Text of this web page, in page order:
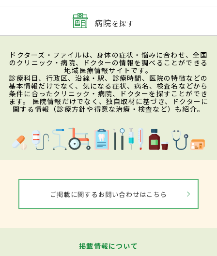
病院を探す
ドクターズ・ファイルは、身体の症状・悩みに合わせ、全国
のクリニック・病院、ドクターの情報を調べることができる
地域医療情報サイトです。
診療科目、行政区、沿線・駅、診療時間、医院の特徴などの
基本情報だけでなく、気になる症状、病名、検査名などから
条件に合ったクリニック・病院、ドクターを探すことができ
ます。 医院情報だけでなく、独自取材に基づき、ドクターに
関する情報（診療方針や得意な治療・検査など）も紹介。
ご掲載に関するお問い合わせはこちら
掲載情報について